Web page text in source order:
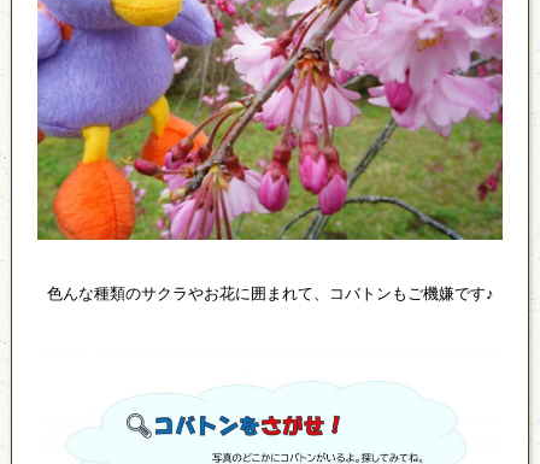
色んな種類のサクラやお花に囲まれて、コバトンもご機嫌です♪